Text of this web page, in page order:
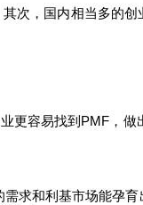
次，国内相当多的
更容易找到 PMF ，做
求和利基市场能孕